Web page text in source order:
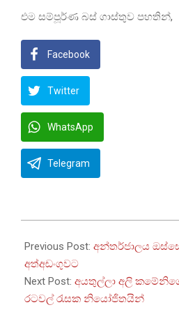
එම සම්පූර්ණ බස් ගාස්තුව පහතින්,
Facebook
Twitter
WhatsApp
Telegram
07-
03
Previous Post: අන්තර්ජාලය
අත්අඩංගුවට
Next Post: අයතුල්ලා අලි
රටවල් රැසක නියෝජිතයින්